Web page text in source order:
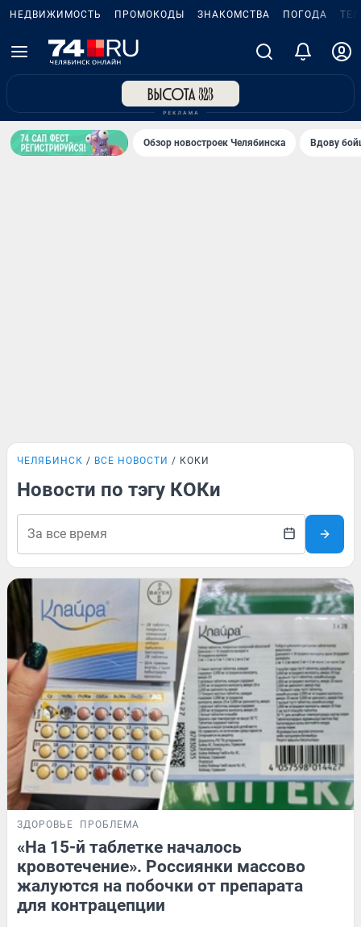
НЕДВИЖИМОСТЬ ПРОМОКОДЫ ЗНАКОМСТВА ПОГОДА
Обзор новостроек Челябинска Вдову
ЧЕЛЯБИНСК ВСЕ НОВОСТИ КОКИ
Новости по тэгу КОКи
ЗДОРОВЬЕ ПРОБЛЕМА
«На 15-й таблетке началось
кровотечение». Россиянки массово
жалуются на побочки от препарата
для контрацепции